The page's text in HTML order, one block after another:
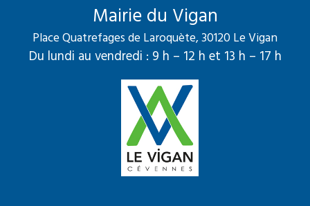
Mairie du Vigan
Place Quatrefages de Laroquète, 30120 Le Vigan
Du lundi au vendredi : 9 h – 12 h et 13 h – 17 h